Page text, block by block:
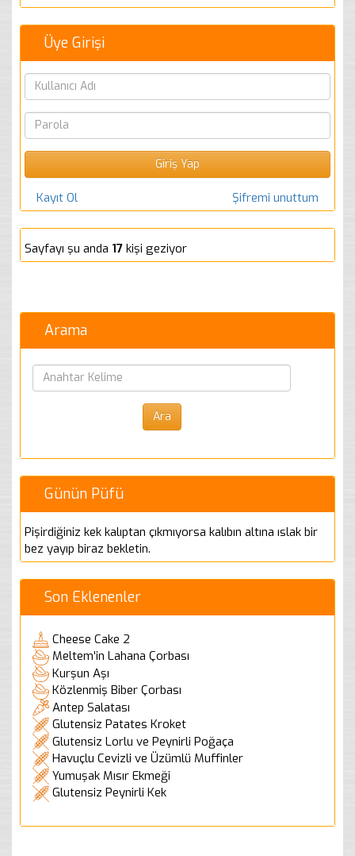
Üye Girişi
Kayıt Ol Şifremi unuttum
Sayfayı şu anda 17 kişi geziyor
Arama
Günün Püfü
Pişirdiğiniz kek kalıptan çıkmıyorsa kalıbın altına ıslak bir
bez yayıp biraz bekletin.
Son Eklenenler
Cheese Cake 2
Meltem'in Lahana Çorbası
Kurşun Aşı
Közlenmiş Biber Çorbası
Antep Salatası
Glutensiz Patates Kroket
Glutensiz Lorlu ve Peynirli Poğaça
Havuçlu Cevizli ve Üzümlü Muffinler
Yumuşak Mısır Ekmeği
Glutensiz Peynirli Kek